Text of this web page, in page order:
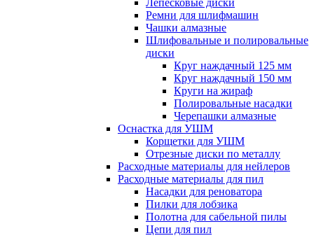
Лепесковые диски
Ремни для шлифмашин
Чашки алмазные
Шлифовальные и полировальные
диски
Круг наждачный 125 мм
Круг наждачный 150 мм
Круги на жираф
Полировальные насадки
Черепашки алмазные
Оснастка для УШМ
Корщетки для УШМ
Отрезные диски по металлу
Расходные материалы для нейлеров
Расходные материалы для пил
Насадки для реноватора
Пилки для лобзика
Полотна для сабельной пилы
Цепи для пил